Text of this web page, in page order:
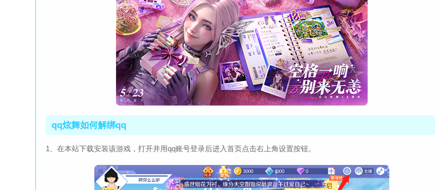
qq炫舞如何解绑qq
1、在本站下载安装该游戏，打开并用qq账号登录后进入首页点击右上角设置按钮。